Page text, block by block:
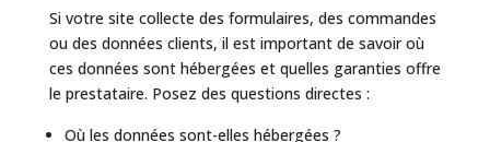
Si votre site collecte des formulaires, des commandes
ou des données clients, il est important de savoir où
ces données sont hébergées et quelles garanties offre
le prestataire. Posez des questions directes :
Où les données sont-elles hébergées ?